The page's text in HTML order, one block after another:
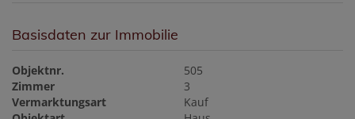
Basisdaten zur Immobilie
Objektnr.
505
Zimmer
3
Vermarktungsart
Kauf